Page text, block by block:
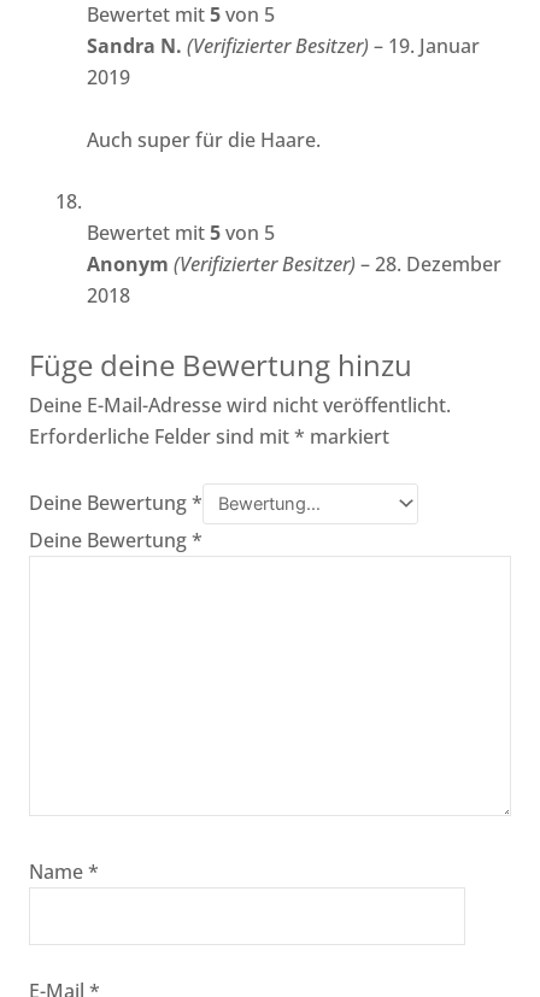
Bewertet mit5von 5
Sandra N.(Verifizierter Besitzer) – 19. Januar
2019
Auch super für die Haare.
Bewertet mit5von 5
Anonym(Verifizierter Besitzer) –28. Dezember
2018
Füge deine Bewertung hinzu
Deine E-Mail-Adresse wird nicht veröffentlicht.
Erforderliche Felder sind mit* markiert
Deine Bewertung*
Deine Bewertung*
Name*
E-Mail *